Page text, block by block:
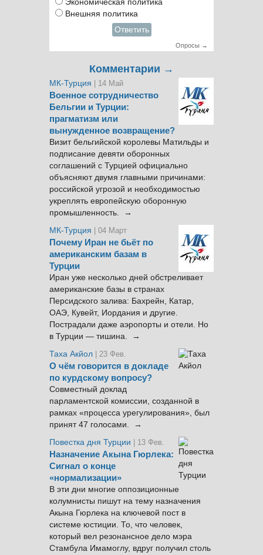
Экономическая политика
Внешняя политика
Ответить
Опросы →
Комментарии →
МК-Турция | 14 Май
Военное сотрудничество
Бельгии и Турции:
прагматизм или
вынужденное возвращение?
Визит бельгийской королевы Матильды и
подписание девяти оборонных
соглашений с Турцией официально
объясняют двумя главными причинами:
российской угрозой и необходимостью
укреплять европейскую оборонную
промышленность. →
МК-Турция
| 04 Март
Почему Иран не бьёт по
американским базам в
Турции
Иран уже несколько дней обстреливает
американские базы в странах
Персидского залива: Бахрейн, Катар,
ОАЭ, Кувейт, Иордания и другие.
Пострадали даже аэропорты и отели. Но
в Турции — тишина. →
Таха Акйол | 23 Фев.
О чём говорится в докладе
по курдскому вопросу?
Совместный доклад
парламентской комиссии, созданной в
рамках «процесса урегулирования», был
принят 47 голосами. →
Повестка дня Турции
| 13 Фев.
Назначение Акына Гюрлека:
Сигнал о конце
«нормализации»
В эти дни многие оппозиционные
колумнисты пишут на тему назначения
Акына Гюрлека на ключевой пост в
системе юстиции. То, что человек,
который вел резонансное дело мэра
Стамбула Имамоглу, вдруг получил столь